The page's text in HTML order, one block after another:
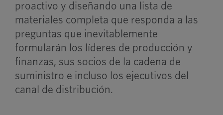
proactivo y diseñando una lista de
materiales completa que responda a las
preguntas que inevitablemente
formularán los líderes de producción y
finanzas, sus socios de la cadena de
suministro e incluso los ejecutivos del
canal de distribución.